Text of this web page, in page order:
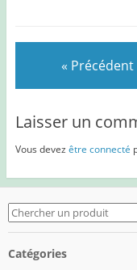
« Précédent
Laisser un
Vous devez être connecté
Search
for:
Catégories